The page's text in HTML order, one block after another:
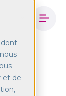
dont
et de